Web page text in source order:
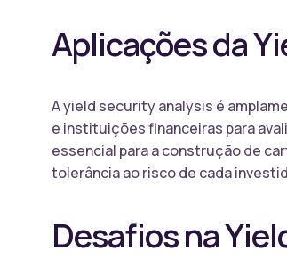
Aplicações da
A yield security analysis é
e instituições financeiras para
essencial para a construção de
tolerância ao risco de cada
Desafios na